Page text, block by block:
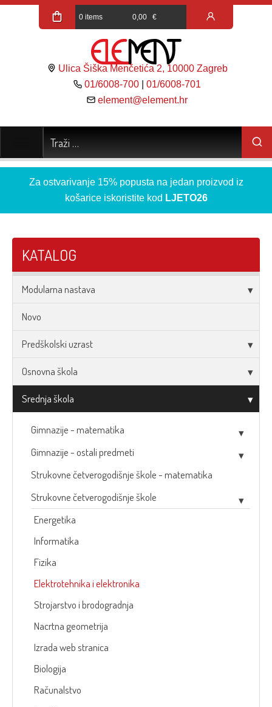
0 items 0,00 €
Ulica Šiška Menčetića 2, 10000 Zagreb
01/6008-700 |01/6008-701
element@element.hr
Za ostvarivanje 15% popusta na jedan proizvod iz
košarice iskoristite kod LJETO26
KATALOG
Modularna nastava
Novo
Predškolski uzrast
Osnovna škola
Srednja škola
Gimnazije - matematika
Gimnazije - ostali predmeti
Strukovne četverogodišnje škole - matematika
Strukovne četverogodišnje škole
Energetika
Informatika
Fizika
Elektrotehnika i elektronika
Strojarstvo i brodogradnja
Nacrtna geometrija
Izrada web stranica
Biologija
Računalstvo